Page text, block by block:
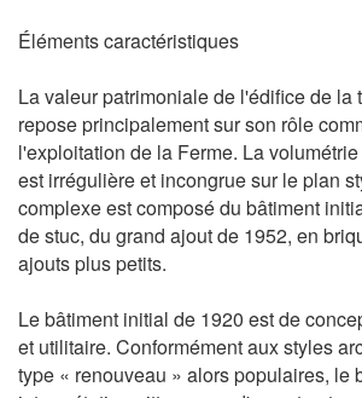
Éléments caractéristiques
La valeur patrimoniale de l'édifice de la
repose principalement sur son rôle
l'exploitation de la Ferme. La
est irrégulière et incongrue sur le plan
complexe est composé du bâtiment
de stuc, du grand ajout de 1952, en
ajouts plus petits.
Le bâtiment initial de 1920 est de
et utilitaire. Conformément aux styles
type « renouveau » alors populaires, le